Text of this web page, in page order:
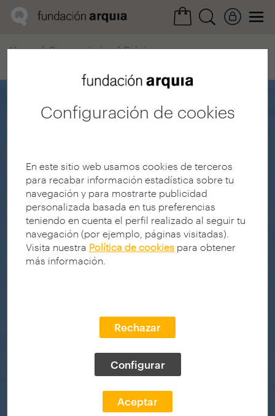
Configuración de cookies
En este sitio web usamos cookies de terceros
para recabar información estadística sobre tu
navegación y para mostrarte publicidad
personalizada basada en tus preferencias
teniendo en cuenta el perfil realizado al seguir tu
navegación (por ejemplo, páginas visitadas).
Visita nuestra Política de cookies para obtener
más información.
Rechazar
Configurar
Aceptar
Home Convocatorias
Próxima